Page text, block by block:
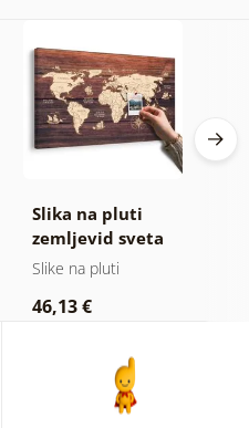
Slika na pluti
zemljevid sveta
na lesu
Slike na pluti
46,13 €